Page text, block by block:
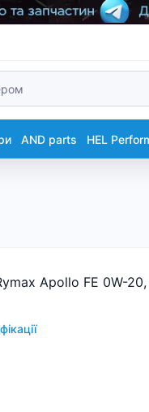
AND parts HEL
Apollo FЕ 0W-20,